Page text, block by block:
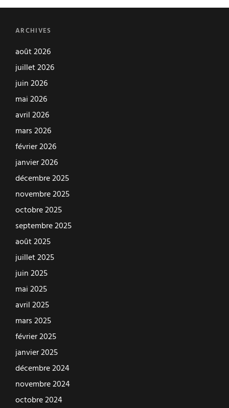
ARCHIVES
août 2026
juillet 2026
juin 2026
mai 2026
avril 2026
mars 2026
février 2026
janvier 2026
décembre 2025
novembre 2025
octobre 2025
septembre 2025
août 2025
juillet 2025
juin 2025
mai 2025
avril 2025
mars 2025
février 2025
janvier 2025
décembre 2024
novembre 2024
octobre 2024